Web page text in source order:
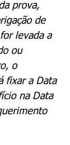
prova,
de
levada a
ou
o
fixar a Data
na Data